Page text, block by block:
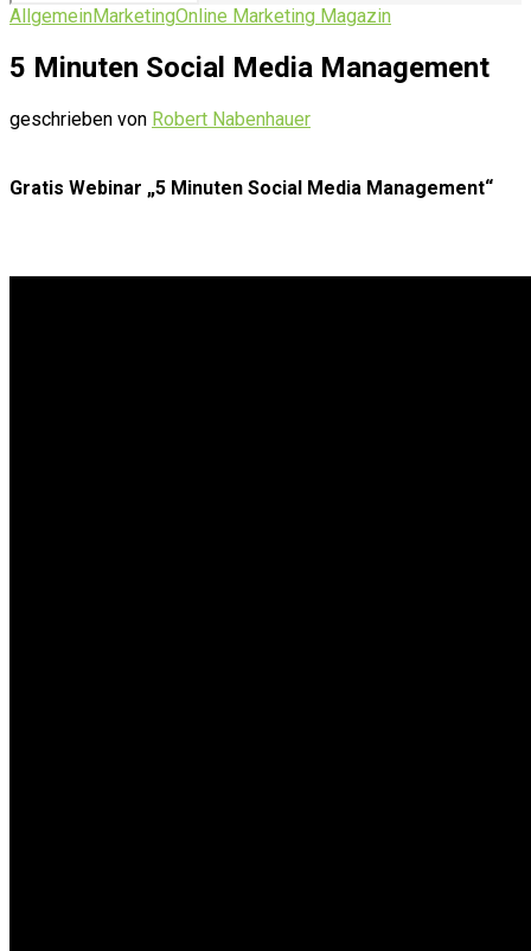
AllgemeinMarketingOnline Marketing Magazin
5 Minuten Social Media Management
geschrieben von Robert Nabenhauer
Gratis Webinar „5 Minuten Social Media Management“